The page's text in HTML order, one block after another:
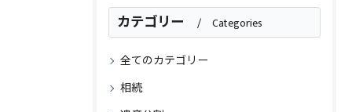
カテゴリー Categories
全てのカテゴリー
相続